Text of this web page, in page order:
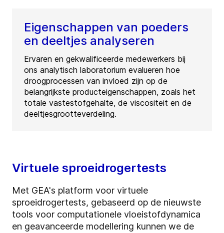
Eigenschappen van poeders
en deeltjes analyseren
Ervaren en gekwalificeerde medewerkers bij
ons analytisch laboratorium evalueren hoe
droogprocessen van invloed zijn op de
belangrijkste producteigenschappen, zoals het
totale vastestofgehalte, de viscositeit en de
deeltjesgrootteverdeling.
Virtuele sproeidrogertests
Met GEA's platform voor virtuele
sproeidrogertests, gebaseerd op de nieuwste
tools voor computationele vloeistofdynamica
en geavanceerde modellering kunnen we de